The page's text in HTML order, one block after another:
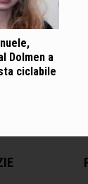
Dolmen a
ciclabile